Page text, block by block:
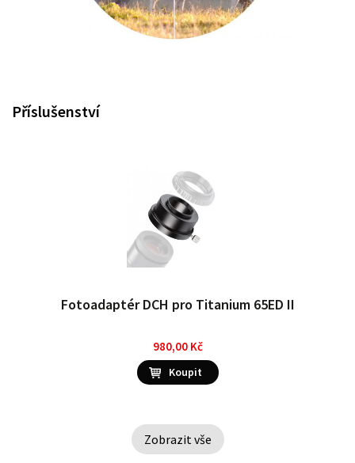
Příslušenství
Fotoadaptér DCH pro Titanium 65ED II
980,00 Kč
Zobrazit vše